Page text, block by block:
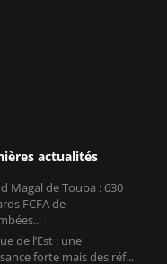
actualités
Magal de Touba : 630
FCFA de
de l’Est : une
forte mais des réf...